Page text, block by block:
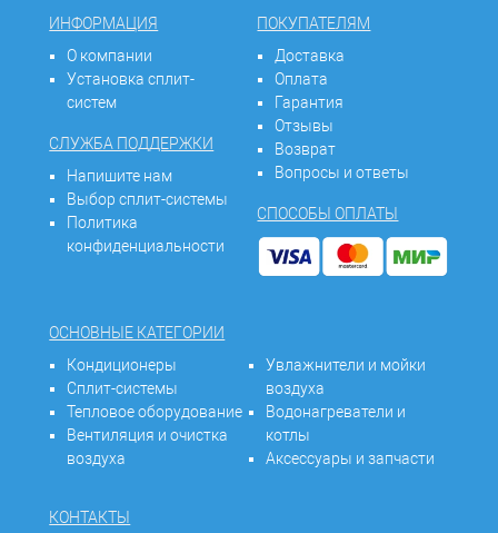
ИНФОРМАЦИЯ
О компании
Установка сплит-
систем
СЛУЖБА ПОДДЕРЖКИ
Напишите нам
Выбор сплит-системы
Политика
конфиденциальности
ПОКУПАТЕЛЯМ
Доставка
Оплата
Гарантия
Отзывы
Возврат
Вопросы и ответы
СПОСОБЫ ОПЛАТЫ
ОСНОВНЫЕ КАТЕГОРИИ
Кондиционеры
Сплит-системы
Тепловое оборудование
Вентиляция и очистка
воздуха
Увлажнители и мойки
воздуха
Водонагреватели и
котлы
Аксессуары и запчасти
КОНТАКТЫ